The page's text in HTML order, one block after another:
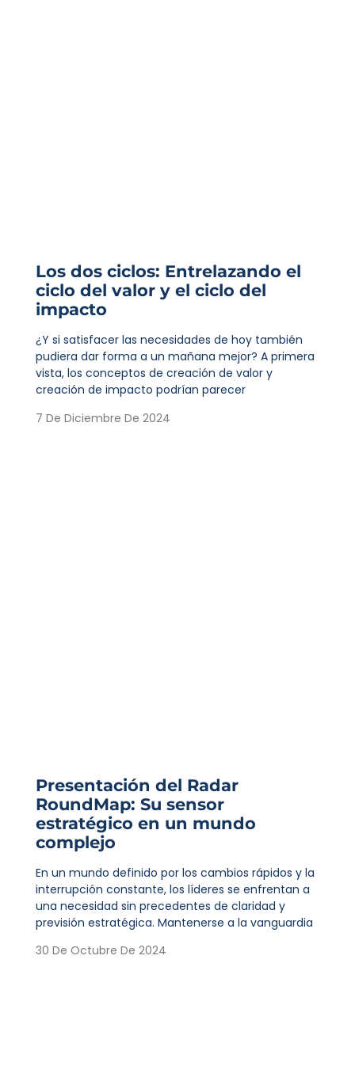
Los dos ciclos: Entrelazando el
ciclo del valor y el ciclo del
impacto
¿Y si satisfacer las necesidades de hoy también
pudiera dar forma a un mañana mejor? A primera
vista, los conceptos de creación de valor y
creación de impacto podrían parecer
7 De Diciembre De 2024
Presentación del Radar
RoundMap: Su sensor
estratégico en un mundo
complejo
En un mundo definido por los cambios rápidos y la
interrupción constante, los líderes se enfrentan a
una necesidad sin precedentes de claridad y
previsión estratégica. Mantenerse a la vanguardia
30 De Octubre De 2024